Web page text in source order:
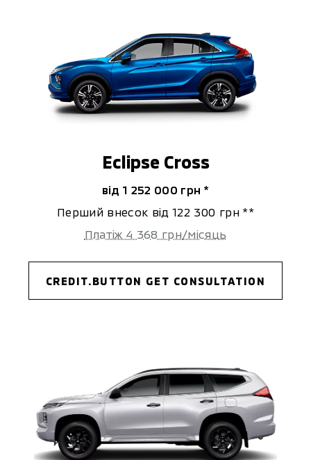
Eclipse Cross
від 1 252 000 гpн *
Перший внесок від 122 300 гpн **
Платіж 4 368 гpн/місяць
CREDIT.BUTTON GET CONSULTATION